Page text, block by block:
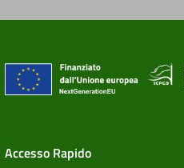
Accesso Rapido